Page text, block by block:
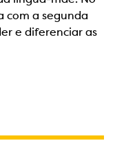
com a segunda
e diferenciar as